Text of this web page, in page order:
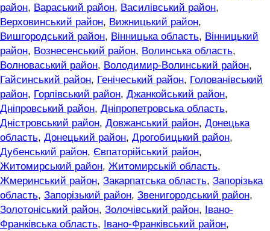
район, Вараський район, Василівський район,
Верховинський район, Вижницький район,
Вишгородський район, Вінницька область, Вінницький
район, Вознесенський район, Волинська область,
Волноваський район, Володимир-Волинський район,
Гайсинський район, Генічеський район, Голованівський
район, Горлівський район, Джанкойський район,
Дніпровський район, Дніпропетровська область,
Дністровський район, Довжанський район, Донецька
область, Донецький район, Дрогобицький район,
Дубенський район, Євпаторійський район,
Житомирський район, Житомирській область,
Жмеринський район, Закарпатська область, Запорізька
область, Запорізький район, Звенигородський район,
Золотоніський район, Золочівський район,
Івано-
Франківська область, Івано-Франківський район,